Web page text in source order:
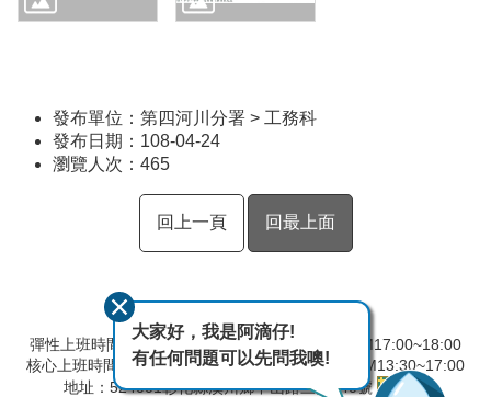
發布單位：第四河川分署 > 工務科
發布日期：108-04-24
瀏覽人次： 465
回上一頁 回最上面
彈性上班時間：AM8:00~09:00 彈性下班時間：PM17:00~18:00
核心上班時間：星期一 ~ 星期五 AM8:30~12:30 PM13:30~17:00
地址：524001彰化縣溪州鄉中山路三段640號
大家好，我是阿滴仔!
有任何問題可以先問我噢!